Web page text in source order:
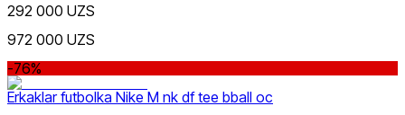
Bej
292 000 UZS
972 000 UZS
-76%
Erkaklar futbolka Nike M nk df tee bball oc